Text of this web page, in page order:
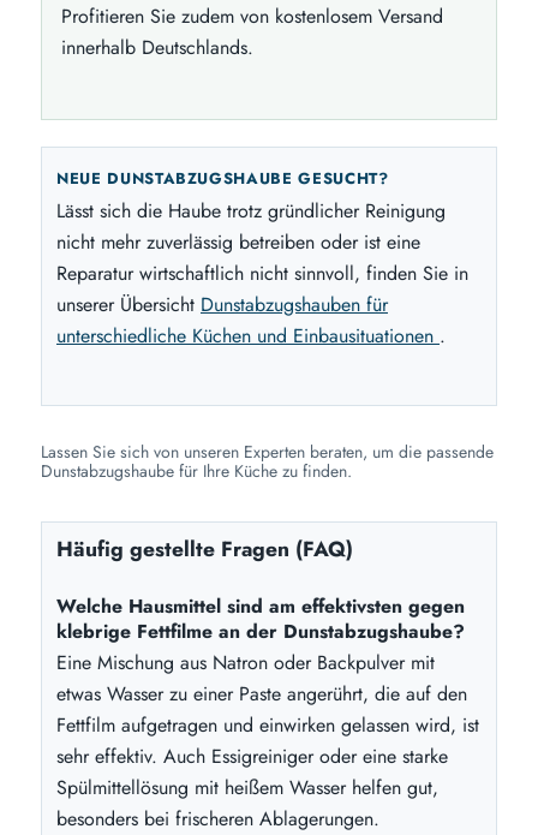
Profitieren Sie zudem von kostenlosem Versand
innerhalb Deutschlands.
NEUE DUNSTABZUGSHAUBE GESUCHT?
Lässt sich die Haube trotz gründlicher Reinigung
nicht mehr zuverlässig betreiben oder ist eine
Reparatur wirtschaftlich nicht sinnvoll, finden Sie in
unserer Übersicht Dunstabzugshauben für
unterschiedliche Küchen und Einbausituationen .
Lassen Sie sich von unseren Experten beraten, um die passende
Dunstabzugshaube für Ihre Küche zu finden.
Häufig gestellte Fragen (FAQ)
Welche Hausmittel sind am effektivsten gegen
klebrige Fettfilme an der Dunstabzugshaube?
Eine Mischung aus Natron oder Backpulver mit
etwas Wasser zu einer Paste angerührt, die auf den
Fettfilm aufgetragen und einwirken gelassen wird, ist
sehr effektiv. Auch Essigreiniger oder eine starke
Spülmittellösung mit heißem Wasser helfen gut,
besonders bei frischeren Ablagerungen.